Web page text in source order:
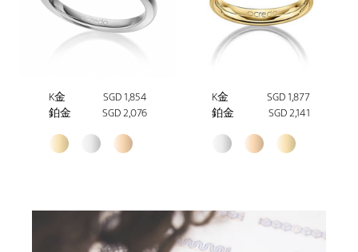
K金
SGD 1,854
鉑金
SGD 2,076
K金
SGD 1,877
鉑金
SGD 2,141